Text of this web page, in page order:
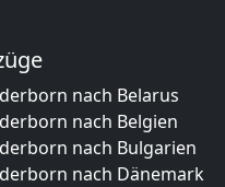
nach Belarus
nach Belgien
nach Bulgarien
nach Dänemark